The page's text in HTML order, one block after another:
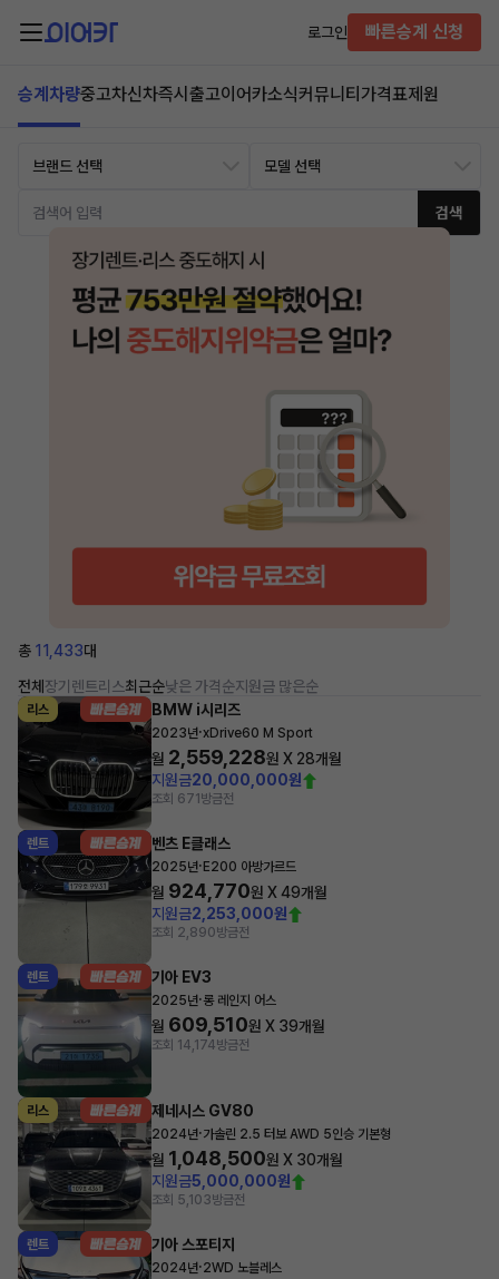
로그인 빠른승계 신청
승계차량중고차신차즉시출고이어카소식커뮤니티 가격표제원
검색
총 11,433대
전체 장기렌트리스최근순낮은 가격순지원금 많은순
리스 BMW i시리즈
2023년·xDrive60 M Sport
월 2,559,228원 X 28개월
지원금20,000,000원
조회 671 방금전
렌트 벤츠 E클래스
2025년· E200 아방가르드
월 924,770원 X49개월
지원금2,253,000원
조회 2,890방금전
렌트 기아 EV3
2025년·롱 레인지 어스
월 609,510원 X 39개월
조회 14,174방금전
리스 제네시스 GV80
2024년·가솔린 2.5 터보 AWD 5인승 기본형
월 1,048,500원 X 30개월
지원금5,000,000원
조회 5,103방금전
렌트 기아 스포티지
2024년·2WD 노블레스